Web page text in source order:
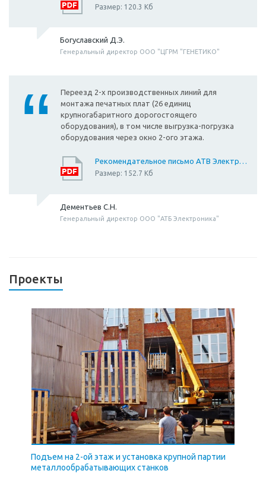
Размер: 120.3 Кб
Богуславский Д.Э.
Генеральный директор ООО "ЦГРМ "ГЕНЕТИКО"
Переезд 2-х производственных линий для
монтажа печатных плат (26 единиц
крупногабаритного дорогостоящего
оборудования), в том числе выгрузка-погрузка
оборудования через окно 2-ого этажа.
Рекомендательное письмо АТВ Электроника 2
Размер: 152.7 Кб
Дементьев С.Н.
Генеральный директор ООО "АТБ Электроника"
Проекты
Подъем на 2-ой этаж и установка крупной партии
металлообрабатывающих станков